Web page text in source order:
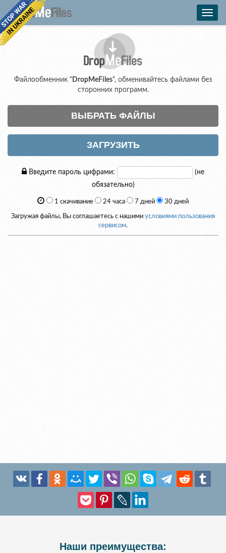
Файлообменник " DropMeFiles", обменивайтесь файлами без
сторонних программ.
ВЫБРАТЬ ФАЙЛЫ
ЗАГРУЗИТЬ
Введите пароль цифрами:
(не
обязательно)
1 скачивание 24 часа 7 дней 30 дней
Загружая файлы, Вы соглашаетесь с нашими условиями пользования
сервисом.
Наши преимущества: